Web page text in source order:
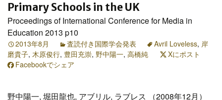
Primary Schools in the UK
Proceedings of International Conference for Media in
Education 2013 p10
2013年8月 査読付き国際学会発表 Avril Loveless, 岸
磨貴子, 木原俊行, 豊田充崇, 野中陽一, 高橋純
Xにポスト
Facebookでシェア
野中陽一, 堀田龍也, アブリル, ラブレス （2008年12月）